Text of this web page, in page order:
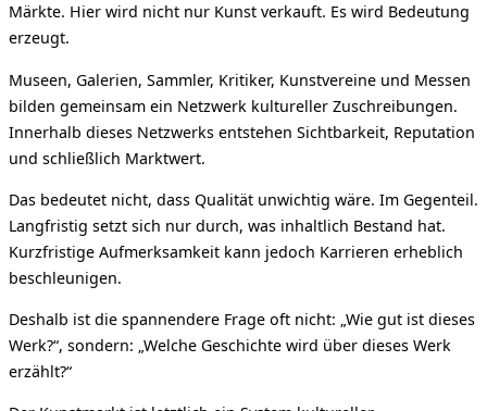
Märkte. Hier wird nicht nur Kunst verkauft. Es wird Bedeutung
erzeugt.
Museen, Galerien, Sammler, Kritiker, Kunstvereine und Messen
bilden gemeinsam ein Netzwerk kultureller Zuschreibungen.
Innerhalb dieses Netzwerks entstehen Sichtbarkeit, Reputation
und schließlich Marktwert.
Das bedeutet nicht, dass Qualität unwichtig wäre. Im Gegenteil.
Langfristig setzt sich nur durch, was inhaltlich Bestand hat.
Kurzfristige Aufmerksamkeit kann jedoch Karrieren erheblich
beschleunigen.
Deshalb ist die spannendere Frage oft nicht: „Wie gut ist dieses
Werk?“, sondern: „Welche Geschichte wird über dieses Werk
erzählt?“